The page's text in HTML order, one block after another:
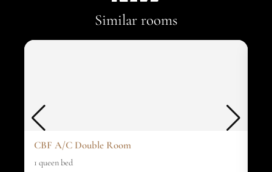
Similar rooms
CBF A/C Double Room
1 queen bed